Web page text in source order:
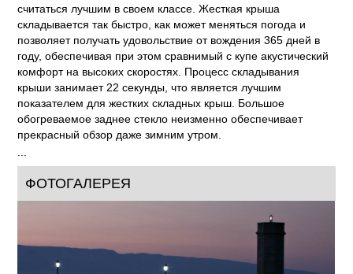
считаться лучшим в своем классе. Жесткая крыша
складывается так быстро, как может меняться погода и
позволяет получать удовольствие от вождения 365 дней в
году, обеспечивая при этом сравнимый с купе акустический
комфорт на высоких скоростях. Процесс складывания
крыши занимает 22 секунды, что является лучшим
показателем для жестких складных крыш. Большое
обогреваемое заднее стекло неизменно обеспечивает
прекрасный обзор даже зимним утром.
ФОТОГАЛЕРЕЯ